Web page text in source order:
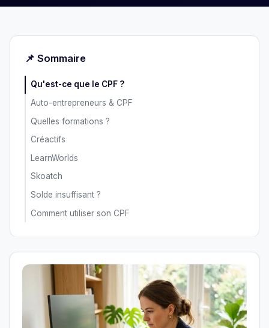
📌 Sommaire
Qu'est-ce que le CPF ?
Auto-entrepreneurs & CPF
Quelles formations ?
Créactifs
LearnWorlds
Skoatch
Solde insuffisant ?
Comment utiliser son CPF